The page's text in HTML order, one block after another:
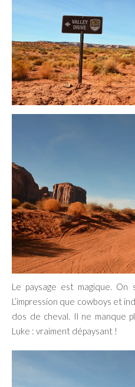
Le paysage est magique.
L’impression que cowboys et
dos de cheval. Il ne manque
Luke : vraiment dépaysant !